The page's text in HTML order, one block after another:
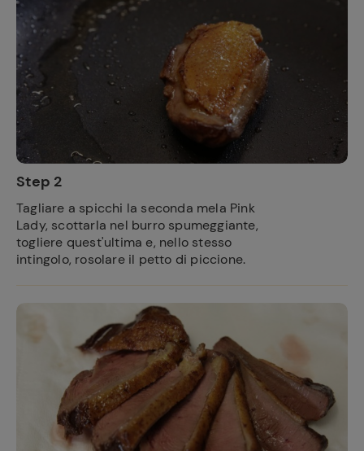
Step 2
Tagliare a spicchi la seconda mela Pink
Lady, scottarla nel burro spumeggiante,
togliere quest'ultima e, nello stesso
intingolo, rosolare il petto di piccione.